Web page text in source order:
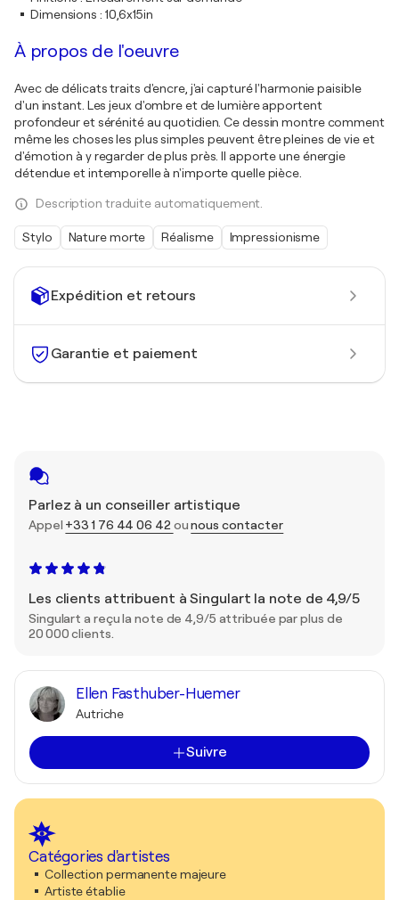
Expédition et retours
Garantie et paiement
Parlez à un conseiller artistique
Appel +33 1 76 44 06 42 ounous contacter
Les clients attribuent à Singulart la note de 4,9/5
Singulart a reçu la note de 4,9/5 attribuée par plus de
20 000 clients.
Ellen Fasthuber-Huemer
Autriche
Suivre
Catégories d'artistes
Collection permanente majeure
Artiste établie
Dimensions : 10,6x15in
À propos de l'oeuvre
Avec de délicats traits d'encre, j'ai capturé l'harmonie paisible
d'un instant. Les jeux d'ombre et de lumière apportent
profondeur et sérénité au quotidien. Ce dessin montre comment
même les choses les plus simples peuvent être pleines de vie et
d'émotion à y regarder de plus près. Il apporte une énergie
détendue et intemporelle à n'importe quelle pièce.
Description traduite automatiquement.
Stylo Nature morte Réalisme Impressionisme